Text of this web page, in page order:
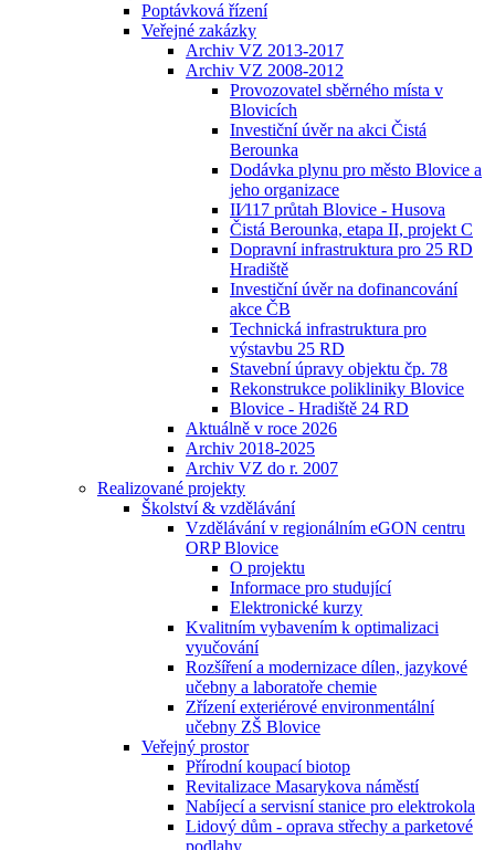
Poptávková řízení
Veřejné zakázky
Archiv VZ 2013-2017
Archiv VZ 2008-2012
Provozovatel sběrného místa v
Blovicích
Investiční úvěr na akci Čistá
Berounka
Dodávka plynu pro město Blovice a
jeho organizace
II⁄117 průtah Blovice - Husova
Čistá Berounka, etapa II, projekt C
Dopravní infrastruktura pro 25 RD
Hradiště
Investiční úvěr na dofinancování
akce ČB
Technická infrastruktura pro
výstavbu 25 RD
Stavební úpravy objektu čp. 78
Rekonstrukce polikliniky Blovice
Blovice - Hradiště 24 RD
Aktuálně v roce 2026
Archiv 2018-2025
Archiv VZ do r. 2007
Realizované projekty
Školství & vzdělávání
Vzdělávání v regionálním eGON centru
ORP Blovice
O projektu
Informace pro studující
Elektronické kurzy
Kvalitním vybavením k optimalizaci
vyučování
Rozšíření a modernizace dílen, jazykové
učebny a laboratoře chemie
Zřízení exteriérové environmentální
učebny ZŠ Blovice
Veřejný prostor
Přírodní koupací biotop
Revitalizace Masarykova náměstí
Nabíjecí a servisní stanice pro elektrokola
Lidový dům - oprava střechy a parketové
podlahy